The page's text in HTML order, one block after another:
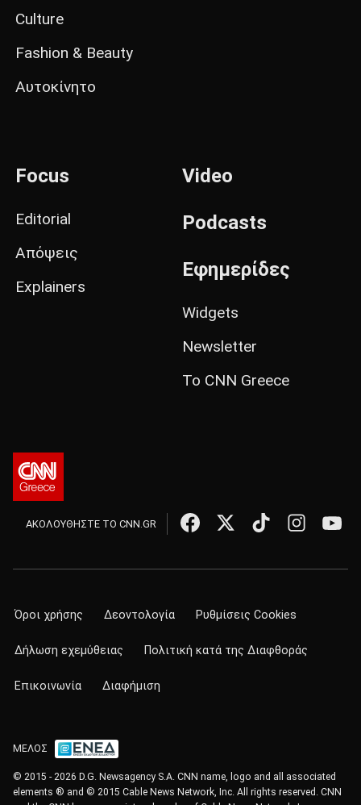
Culture
Fashion & Beauty
Αυτοκίνητο
Focus
Editorial
Απόψεις
Explainers
Video
Podcasts
Εφημερίδες
Widgets
Newsletter
Το CNN Greece
ΑΚΟΛΟΥΘΗΣΤΕ ΤΟ CNN.GR
Όροι χρήσης Δεοντολογία Ρυθμίσεις Cookies
Δήλωση εχεμύθειας Πολιτική κατά της Διαφθοράς
Επικοινωνία Διαφήμιση
ΜΕΛΟΣ
© 2015 - 2026 D.G. Newsagency S.A. CNN name, logo and all associated
elements ® and © 2015 Cable News Network, Inc. All rights reserved. CNN